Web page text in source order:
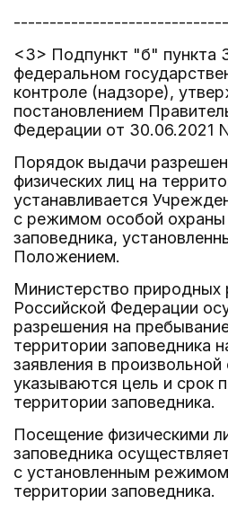
<3> Подпункт "б" пункта
федеральном
контроле (надзоре),
постановлением
Федерации от 30.06.2021
Порядок выдачи
физических лиц на
устанавливается
с режимом особой охраны
заповедника,
Положением.
Министерство природных
Российской Федерации
разрешения на
территории заповедника
заявления в
указываются цель и срок
территории заповедника.
Посещение физическими
заповедника
с установленным
территории заповедника.